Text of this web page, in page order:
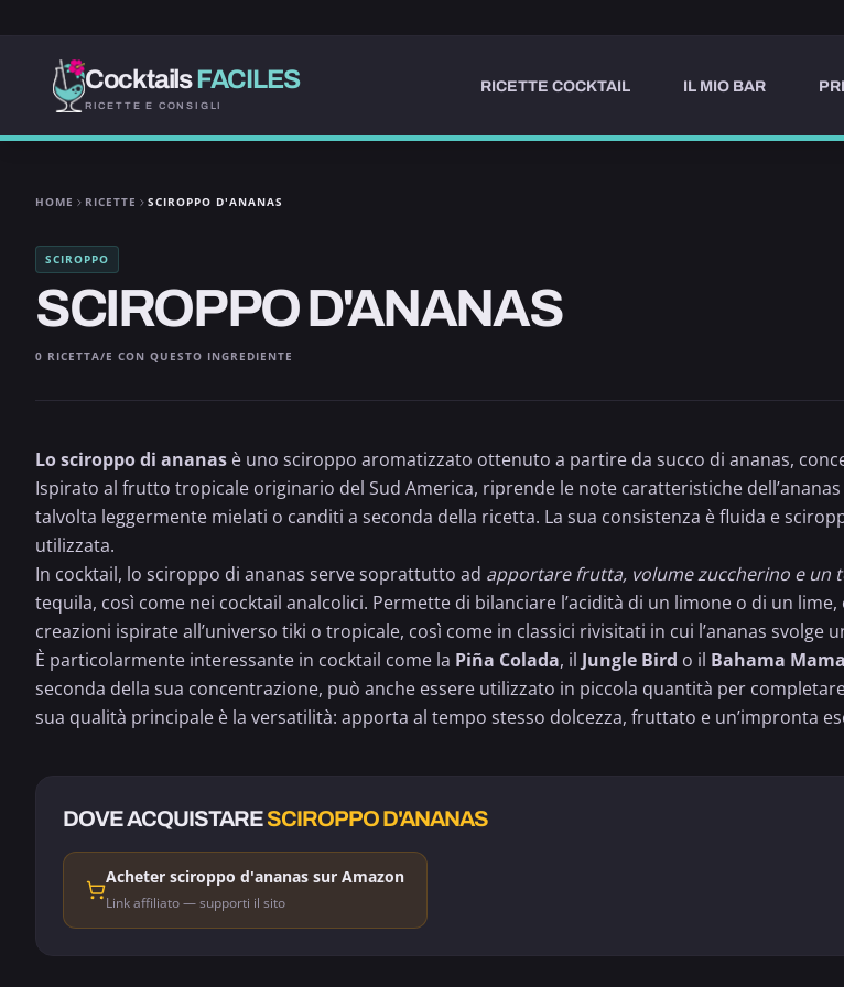
CocktailsFACILES
RICETTE E CONSIGLI
RICETTE COCKTAIL IL MIO BAR
HOME RICETTE SCIROPPO D'ANANAS
SCIROPPO
SCIROPPO D'ANANAS
0 RICETTA/E CON QUESTO INGREDIENTE
Lo sciroppo di ananas è uno sciroppo aromatizzato ottenuto a partire da succo di ananas,
Ispirato al frutto tropicale originario del Sud America, riprende le note caratteristiche
talvolta leggermente mielati o canditi a seconda della ricetta. La sua consistenza è fluida e
utilizzata.
In cocktail, lo sciroppo di ananas serve soprattutto ad apportare frutta, volume zuccherino e un
tequila, così come nei cocktail analcolici. Permette di bilanciare l’acidità di un limone o di un
creazioni ispirate all’universo tiki o tropicale, così come in classici rivisitati in cui l’ananas svolge
È particolarmente interessante in cocktail come la Piña Colada, il Jungle Bird o il Bahama Mama
seconda della sua concentrazione, può anche essere utilizzato in piccola quantità per
sua qualità principale è la versatilità: apporta al tempo stesso dolcezza, fruttato e un’impronta
DOVE ACQUISTARESCIROPPO D'ANANAS
Acheter sciroppo d'ananas sur Amazon
Link affiliato — supporti il sito